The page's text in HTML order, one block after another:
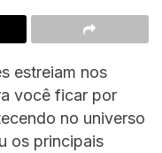
estreiam nos
você ficar por
no universo
os principais